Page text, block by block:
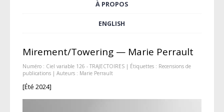
À PROPOS
ENGLISH
Mirement/Towering — Marie Perrault
Numéro : Ciel variable 126 - TRAJECTOIRES| Étiquettes : Recensions de
publications| Auteurs : Marie Perrault
[Été 2024]